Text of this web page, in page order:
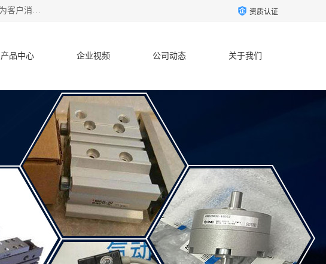
深圳市宝安区诚芯源电子商行 主要从事：回收SMC价格、回收SMC气动元件、收购SMC电磁阀一站式收购,能迅速便捷为客户消化库存、减少仓储、回笼资金，我们交易灵活方便，现金支付，价格优势合理，在业务方面赢得广大客户的一致好评 热情欢迎有库存需要处理的客户 请尽快联系我们 资质认证
产品中心 企业视频 公司动态 关于我们